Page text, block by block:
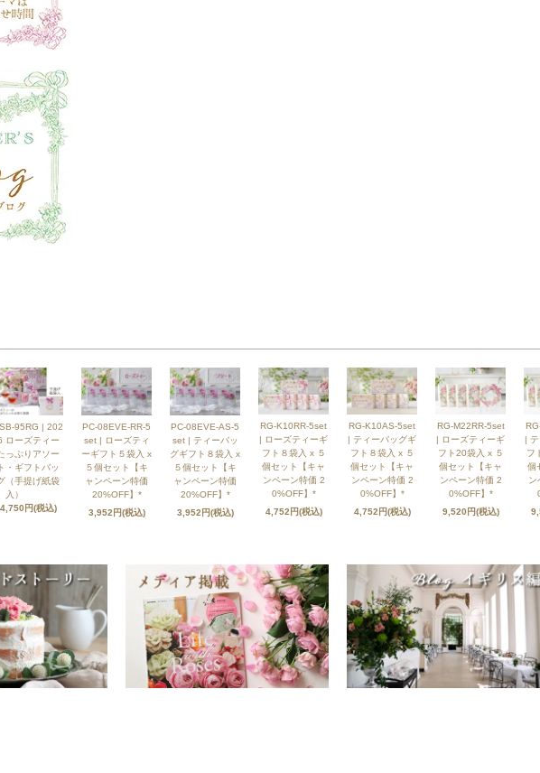
95RG | 202
ローズティー
っぷりアソー
ト・ギフトバッ
（手提げ紙袋
入）
4,750円(税込)
PC-08EVE-RR-5
set | ローズティ
ーギフト５袋入 x
５個セット【キ
ャンペーン特価
20%OFF】*
3,952円(税込)
PC-08EVE-AS-5
set | ティーバッ
グギフト８袋入 x
５個セット【キ
ャンペーン特価
20%OFF】*
3,952円(税込)
RG-K10RR-5set
| ローズティーギ
フト８袋入 x ５
個セット【キャ
ンペーン特価 2
0%OFF】*
4,752円(税込)
RG-K10AS-5set
| ティーバッグギ
フト８袋入 x ５
個セット【キャ
ンペーン特価 2
0%OFF】*
4,752円(税込)
RG-M22RR-5set
| ローズティーギ
フト20袋入 x ５
個セット【キャ
ンペーン特価 2
0%OFF】*
9,520円(税込)
|
フ
個
ン